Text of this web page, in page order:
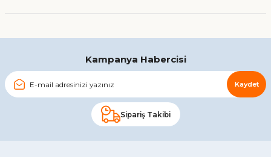
Gönder
Kampanya Habercisi
Kaydet
Sipariş Takibi